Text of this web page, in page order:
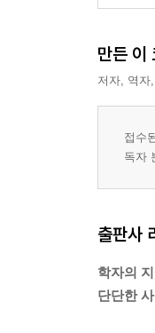
만든 이
저자, 역자
접수
독자
출판사
학자의
단단한